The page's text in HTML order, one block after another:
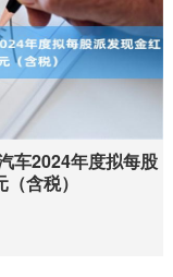
车2024年度拟每股
含税）